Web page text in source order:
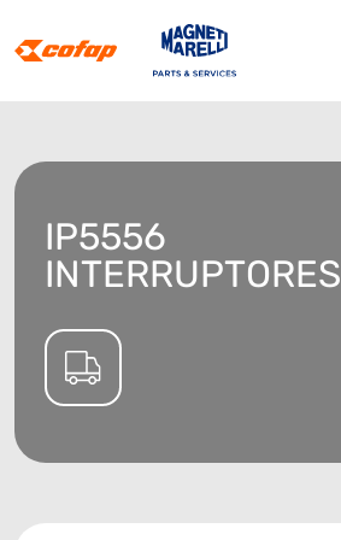
IP5556
INTERRUPTORES